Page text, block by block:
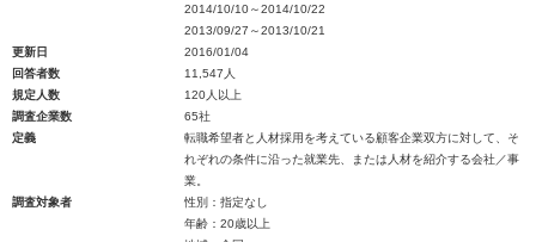
2014/10/10～2014/10/22
2013/09/27～2013/10/21
更新日
2016/01/04
回答者数
11,547人
規定人数
120人以上
調査企業数
65社
定義
転職希望者と人材採用を考えている顧客企業双方に対して、そ
れぞれの条件に沿った就業先、または人材を紹介する会社／事
業。
調査対象者
性別：指定なし
年齢：20歳以上